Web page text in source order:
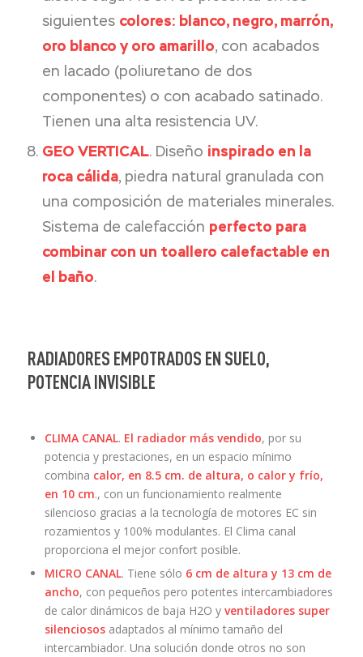
siguientes colores: blanco, negro, marrón,
oro blanco y oro amarillo, con acabados
en lacado (poliuretano de dos
componentes) o con acabado satinado.
Tienen una alta resistencia UV.
GEO VERTICAL. Diseño inspirado en la
roca cálida, piedra natural granulada con
una composición de materiales minerales.
Sistema de calefacción perfecto para
combinar con un toallero calefactable en
el baño.
RADIADORES EMPOTRADOS EN SUELO,
POTENCIA INVISIBLE
CLIMA CANAL. El radiador más vendido, por su
potencia y prestaciones, en un espacio mínimo
combina calor, en 8.5 cm. de altura, o calor y frío,
en 10 cm., con un funcionamiento realmente
silencioso gracias a la tecnología de motores EC sin
rozamientos y 100% modulantes. El Clima canal
proporciona el mejor confort posible.
MICRO CANAL. Tiene sólo 6 cm de altura y 13 cm de
ancho, con pequeños pero potentes intercambiadores
de calor dinámicos de baja H2O y ventiladores super
silenciososadaptados al mínimo tamaño del
intercambiador. Una solución donde otros no son